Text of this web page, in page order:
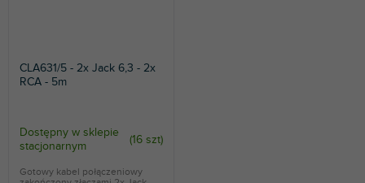
CLA631/5 - 2x Jack 6,3 - 2x
RCA - 5m
Dostępny w sklepie
stacjonarnym
(16 szt)
Gotowy kabel połączeniowy